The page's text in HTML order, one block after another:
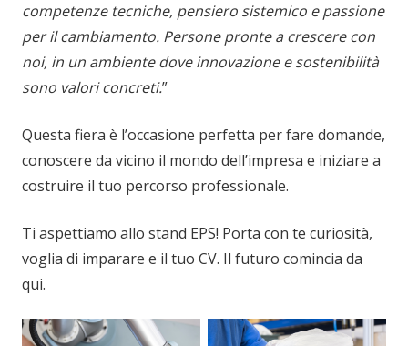
competenze tecniche, pensiero sistemico e passione
per il cambiamento. Persone pronte a crescere con
noi, in un ambiente dove innovazione e sostenibilità
sono valori concreti.”
Questa fiera è l’occasione perfetta per fare domande,
conoscere da vicino il mondo dell’impresa e iniziare a
costruire il tuo percorso professionale.
Ti aspettiamo allo stand EPS! Porta con te curiosità,
voglia di imparare e il tuo CV. Il futuro comincia da
qui.